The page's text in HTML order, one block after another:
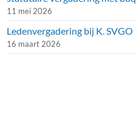
11 mei 2026
Ledenvergadering bij K. SVGO
16 maart 2026